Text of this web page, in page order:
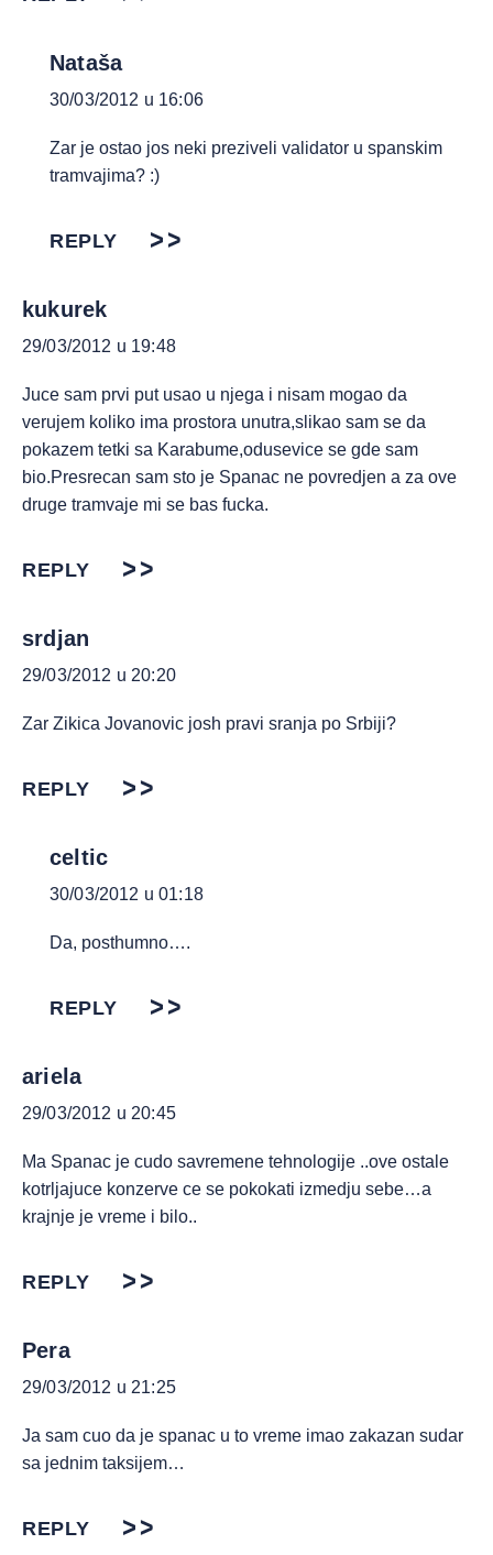
Nataša
30/03/2012 u 16:06
Zar je ostao jos neki preziveli validator u spanskim
tramvajima? :)
REPLY
kukurek
29/03/2012 u 19:48
Juce sam prvi put usao u njega i nisam mogao da
verujem koliko ima prostora unutra,slikao sam se da
pokazem tetki sa Karabume,odusevice se gde sam
bio.Presrecan sam sto je Spanac ne povredjen a za ove
druge tramvaje mi se bas fucka.
REPLY
srdjan
29/03/2012 u 20:20
Zar Zikica Jovanovic josh pravi sranja po Srbiji?
REPLY
celtic
30/03/2012 u 01:18
Da, posthumno….
REPLY
ariela
29/03/2012 u 20:45
Ma Spanac je cudo savremene tehnologije ..ove ostale
kotrljajuce konzerve ce se pokokati izmedju sebe…a
krajnje je vreme i bilo..
REPLY
Pera
29/03/2012 u 21:25
Ja sam cuo da je spanac u to vreme imao zakazan sudar
sa jednim taksijem…
REPLY